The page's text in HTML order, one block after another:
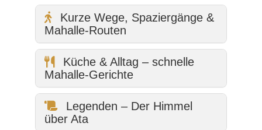
Kurze Wege, Spaziergänge &
Mahalle-Routen
Küche & Alltag – schnelle
Mahalle-Gerichte
Legenden – Der Himmel
über Ata